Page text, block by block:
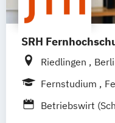
SRH
Riedlingen
Hamburg
Mannheim
Fernstudium
Betriebswirt